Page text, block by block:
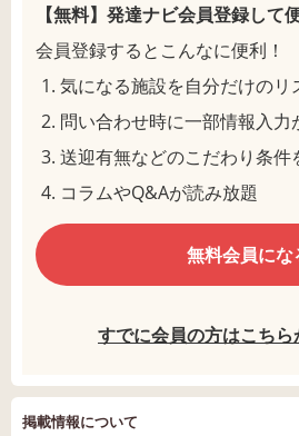
【無料】発達ナビ会員登録して
会員登録するとこんなに便利！
気になる施設を自分だけのリ
問い合わせ時に一部情報入力
送迎有無などのこだわり条件
コラムやQ&Aが読み放題
無料会員にな
すでに会員の方はこち
掲載情報について